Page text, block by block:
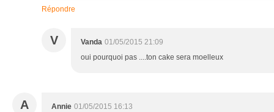
Répondre
V Vanda 01/05/2015 21:09
oui pourquoi pas ....ton cake sera moelleux
A Annie 01/05/2015 16:13